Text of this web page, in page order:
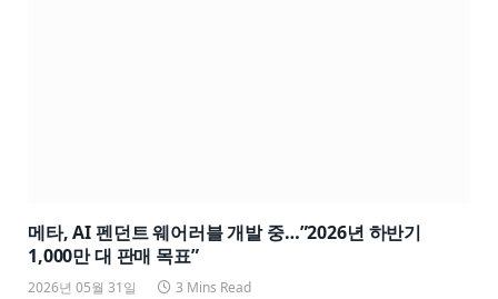
메타, AI 펜던트 웨어러블 개발 중…”2026년 하반기
1,000만 대 판매 목표”
2026년 05월 31일 3 Mins Read